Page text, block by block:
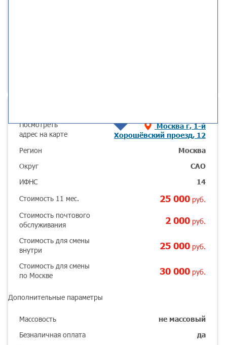
Посмотреть
адрес на карте
Москва г, 1-й
Хорошёвский проезд, 12
Регион Москва
Округ САО
ИФНС 14
Стоимость 11 мес. 25 000 руб.
Стоимость почтового
обслуживания
2 000 руб.
Стоимость для смены
внутри
25 000 руб.
Стоимость для смены
по Москве
30 000 руб.
Дополнительные параметры
Массовость не массовый
Безналичная оплата да